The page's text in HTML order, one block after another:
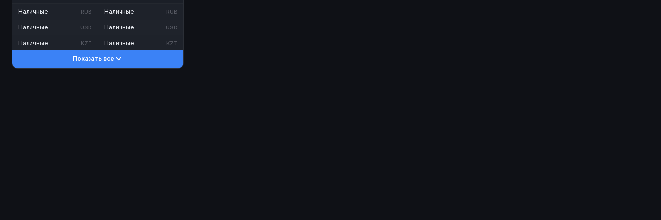
Наличные RUB
Наличные USD
Наличные KZT
Наличные RUB
Наличные USD
Наличные KZT
Показать все